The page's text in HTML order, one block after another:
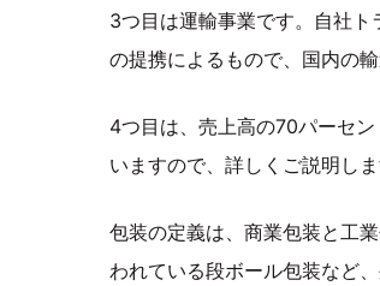
3つ目は運輸事業です。自社
の提携によるもので、国内の
4つ目は、売上高の70パーセ
いますので、詳しくご説明しま
包装の定義は、商業包装と工
われている段ボール包装など